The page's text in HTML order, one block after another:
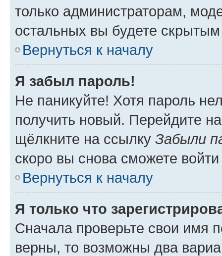
только администраторам,
остальных вы будете
Вернуться к началу
Я забыл пароль!
Не паникуйте! Хотя пароль
получить новый. Перейдите
щёлкните на ссылку Забыли
скоро вы снова сможете
Вернуться к началу
Я только что
Сначала проверьте свои имя
верны, то возможны два